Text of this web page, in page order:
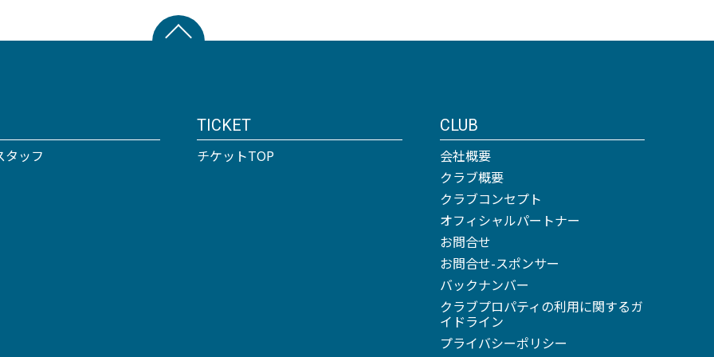
タッフ
TICKET
チケットTOP
CLUB
会社概要
クラブ概要
クラブコンセプト
オフィシャルパートナー
お問合せ
お問合せ-スポンサー
バックナンバー
クラブプロパティの利用に関するガ
イドライン
プライバシーポリシー